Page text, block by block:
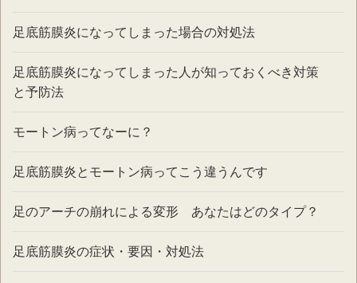
足底筋膜炎になってしまった場合の対処法
足底筋膜炎になってしまった人が知っておくべき対策
と予防法
モートン病ってなーに？
足底筋膜炎とモートン病ってこう違うんです
足のアーチの崩れによる変形 あなたはどのタイプ？
足底筋膜炎の症状・要因・対処法